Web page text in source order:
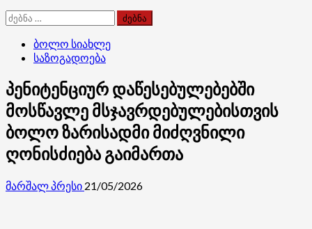
ძებნა:
ბოლო სიახლე
საზოგადოება
პენიტენციურ დაწესებულებებში
მოსწავლე მსჯავრდებულებისთვის
ბოლო ზარისადმი მიძღვნილი
ღონისძიება გაიმართა
მარშალ პრესი 21/05/2026